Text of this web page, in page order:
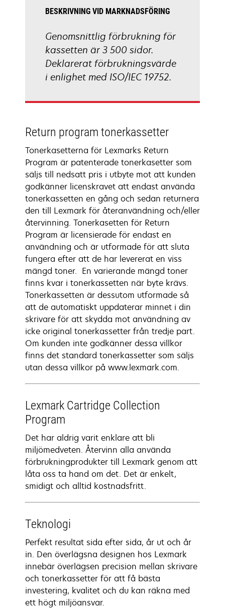
BESKRIVNING VID MARKNADSFÖRING
Genomsnittlig förbrukning för
kassetten är 3 500 sidor.
Deklarerat förbrukningsvärde
i enlighet med ISO/IEC 19752.
Return program tonerkassetter
Tonerkasetterna för Lexmarks Return
Program är patenterade tonerkasetter som
säljs till nedsatt pris i utbyte mot att kunden
godkänner licenskravet att endast använda
tonerkassetten en gång och sedan returnera
den till Lexmark för återanvändning och/eller
återvinning. Tonerkasetten för Return
Program är licensierade för endast en
användning och är utformade för att sluta
fungera efter att de har levererat en viss
mängd toner. En varierande mängd toner
finns kvar i tonerkassetten när byte krävs.
Tonerkassetten är dessutom utformade så
att de automatiskt uppdaterar minnet i din
skrivare för att skydda mot användning av
icke original tonerkassetter från tredje part.
Om kunden inte godkänner dessa villkor
finns det standard tonerkassetter som säljs
utan dessa villkor på www.lexmark.com.
Lexmark Cartridge Collection
Program
Det har aldrig varit enklare att bli
miljömedveten. Återvinn alla använda
förbrukningprodukter till Lexmark genom att
låta oss ta hand om det. Det är enkelt,
smidigt och alltid kostnadsfritt.
Teknologi
Perfekt resultat sida efter sida, år ut och år
in. Den överlägsna designen hos Lexmark
innebär överlägsen precision mellan skrivare
och tonerkassetter för att få bästa
investering, kvalitet och du kan räkna med
ett högt miljöansvar.